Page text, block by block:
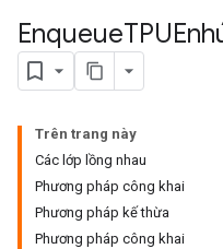
Enqueue
Trên trang này
Các lớp lồng nhau
Phương pháp công khai
Phương pháp kế thừa
Phương pháp công khai